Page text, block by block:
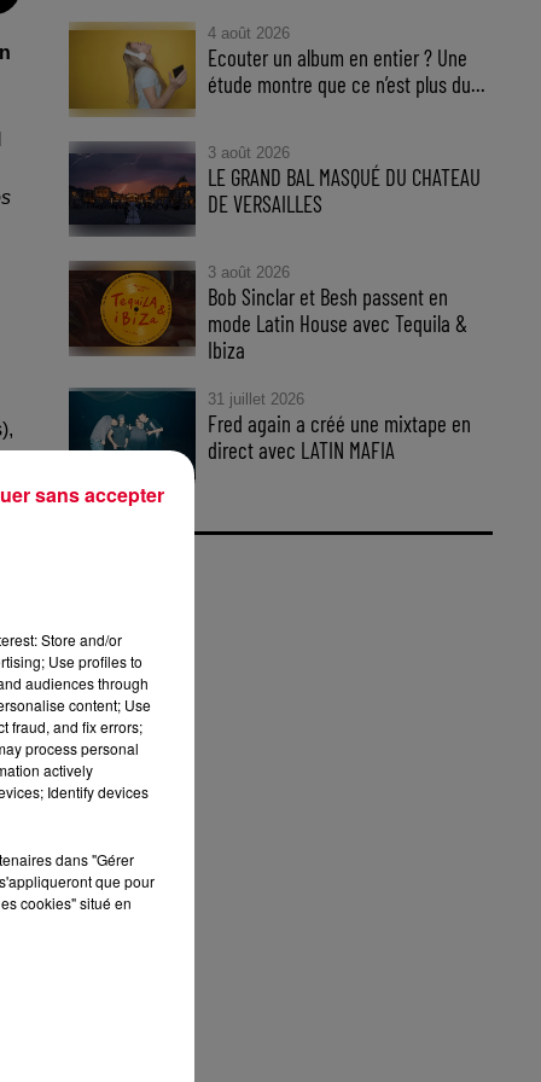
,
4 août 2026
Ecouter un album en entier ? Une
étude montre que ce n’est plus du...
3 août 2026
LE GRAND BAL MASQUÉ DU CHATEAU
DE VERSAILLES
3 août 2026
Bob Sinclar et Besh passent en
mode Latin House avec Tequila &
Ibiza
31 juillet 2026
Fred again a créé une mixtape en
direct avec LATIN MAFIA
Store and/or
Use profiles to
audiences through
content; Use
fraud, and fix errors;
process personal
actively
Identify devices
dans "Gérer
que pour
cookies" situé en
sans accepter